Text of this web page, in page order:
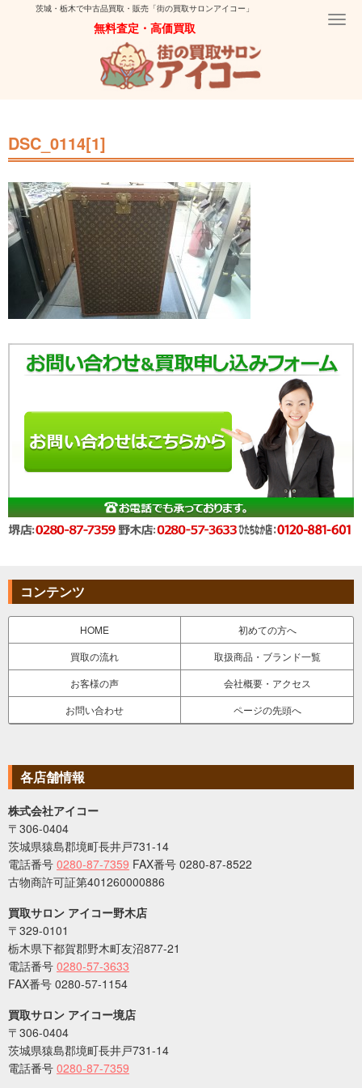
茨城・栃木で中古品買取・販売「街の買取サロンアイコー」
無料査定・高価買取
DSC_0114[1]
コンテンツ
HOME
初めての方へ
買取の流れ
取扱商品・ブランド一覧
お客様の声
会社概要・アクセス
お問い合わせ
ページの先頭へ
各店舗情報
株式会社アイコー
〒306-0404
茨城県猿島郡境町長井戸731-14
電話番号 0280-87-7359 FAX番号 0280-87-8522
古物商許可証第401260000886
買取サロン アイコー野木店
〒329-0101
栃木県下都賀郡野木町友沼877-21
電話番号 0280-57-3633
FAX番号 0280-57-1154
買取サロン アイコー境店
〒306-0404
茨城県猿島郡境町長井戸731-14
電話番号 0280-87-7359